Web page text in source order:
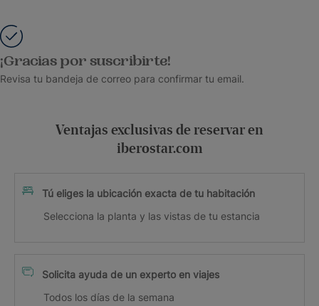
¡Gracias por suscribirte!
Revisa tu bandeja de correo para confirmar tu email.
Ventajas exclusivas de reservar en
iberostar.com
Tú eliges la ubicación exacta de tu habitación
Selecciona la planta y las vistas de tu estancia
Solicita ayuda de un experto en viajes
Todos los días de la semana